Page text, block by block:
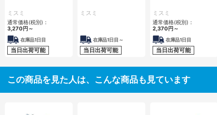
ミスミ
通常価格(税別)：
3,270 円 ～
在庫品1日目
当日出荷可能
ミスミ
在庫品1日目～
当日出荷可能
ミスミ
通常価格(税別)：
2,370 円 ～
在庫品1日目
当日出荷可能
この商品を見た人は、こんな商品も見ています